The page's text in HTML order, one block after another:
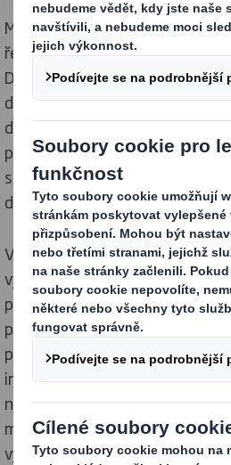
Můžeme vám pomoci vyřešit
řešení pro „jednorázové“ a
Dopad každého výrobku na
dán jeho designem, proto jsme
designérů v zásadách
průkopnické metriky
snadno porovnávat udržitelnost
designů v 8 ukazatelích.
Vytvořili jsme již více než 1 000
výrobků zaměřených na snížení
problematických plastů.
plastů je jen začátek - nikoli
přesahuje rámec udržitelných
inovativní a interaktivní obaly
nejmodernější technologie.
možnostmi a pozitivním
vytvořit.